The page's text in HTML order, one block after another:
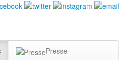
Presse